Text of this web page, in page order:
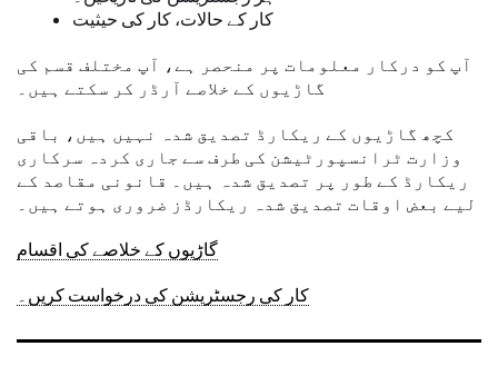
کار کے حالات، کار کی حیثیت
آپ کو درکار معلومات پر منحصر ہے، آپ مختلف قسم کی
گاڑیوں کے خلاصے آرڈر کر سکتے ہیں۔
کچھ گاڑیوں کے ریکارڈ تصدیق شدہ نہیں ہیں، باقی
وزارت ٹرانسپورٹیشن کی طرف سے جاری کردہ سرکاری
ریکارڈ کے طور پر تصدیق شدہ ہیں۔ قانونی مقاصد کے
لیے بعض اوقات تصدیق شدہ ریکارڈز ضروری ہوتے ہیں۔
گاڑیوں کے خلاصے کی اقسام
کار کی رجسٹریشن کی درخواست کریں۔